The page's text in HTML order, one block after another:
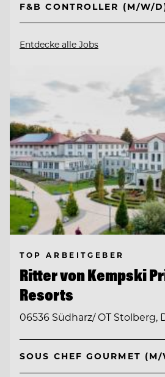
F&B CONTROLLER (M/W/
Entdecke alle Jobs
TOP ARBEITGEBER
Ritter von Kempski
Resorts
06536 Südharz/ OT Stolberg,
SOUS CHEF GOURMET